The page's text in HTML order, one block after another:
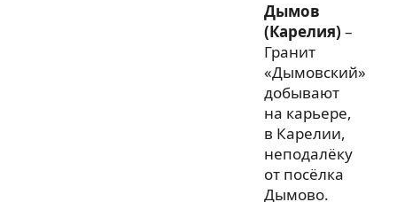
Дымов
(Карелия) –
Гранит
«Дымовский»
добывают
на карьере,
в Карелии,
неподалёку
от посёлка
Дымово.